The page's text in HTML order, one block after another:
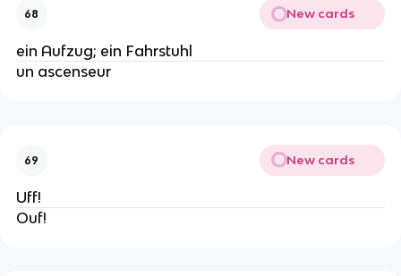
68 New cards
ein Aufzug; ein Fahrstuhl
un ascenseur
69 New cards
Uff!
Ouf!